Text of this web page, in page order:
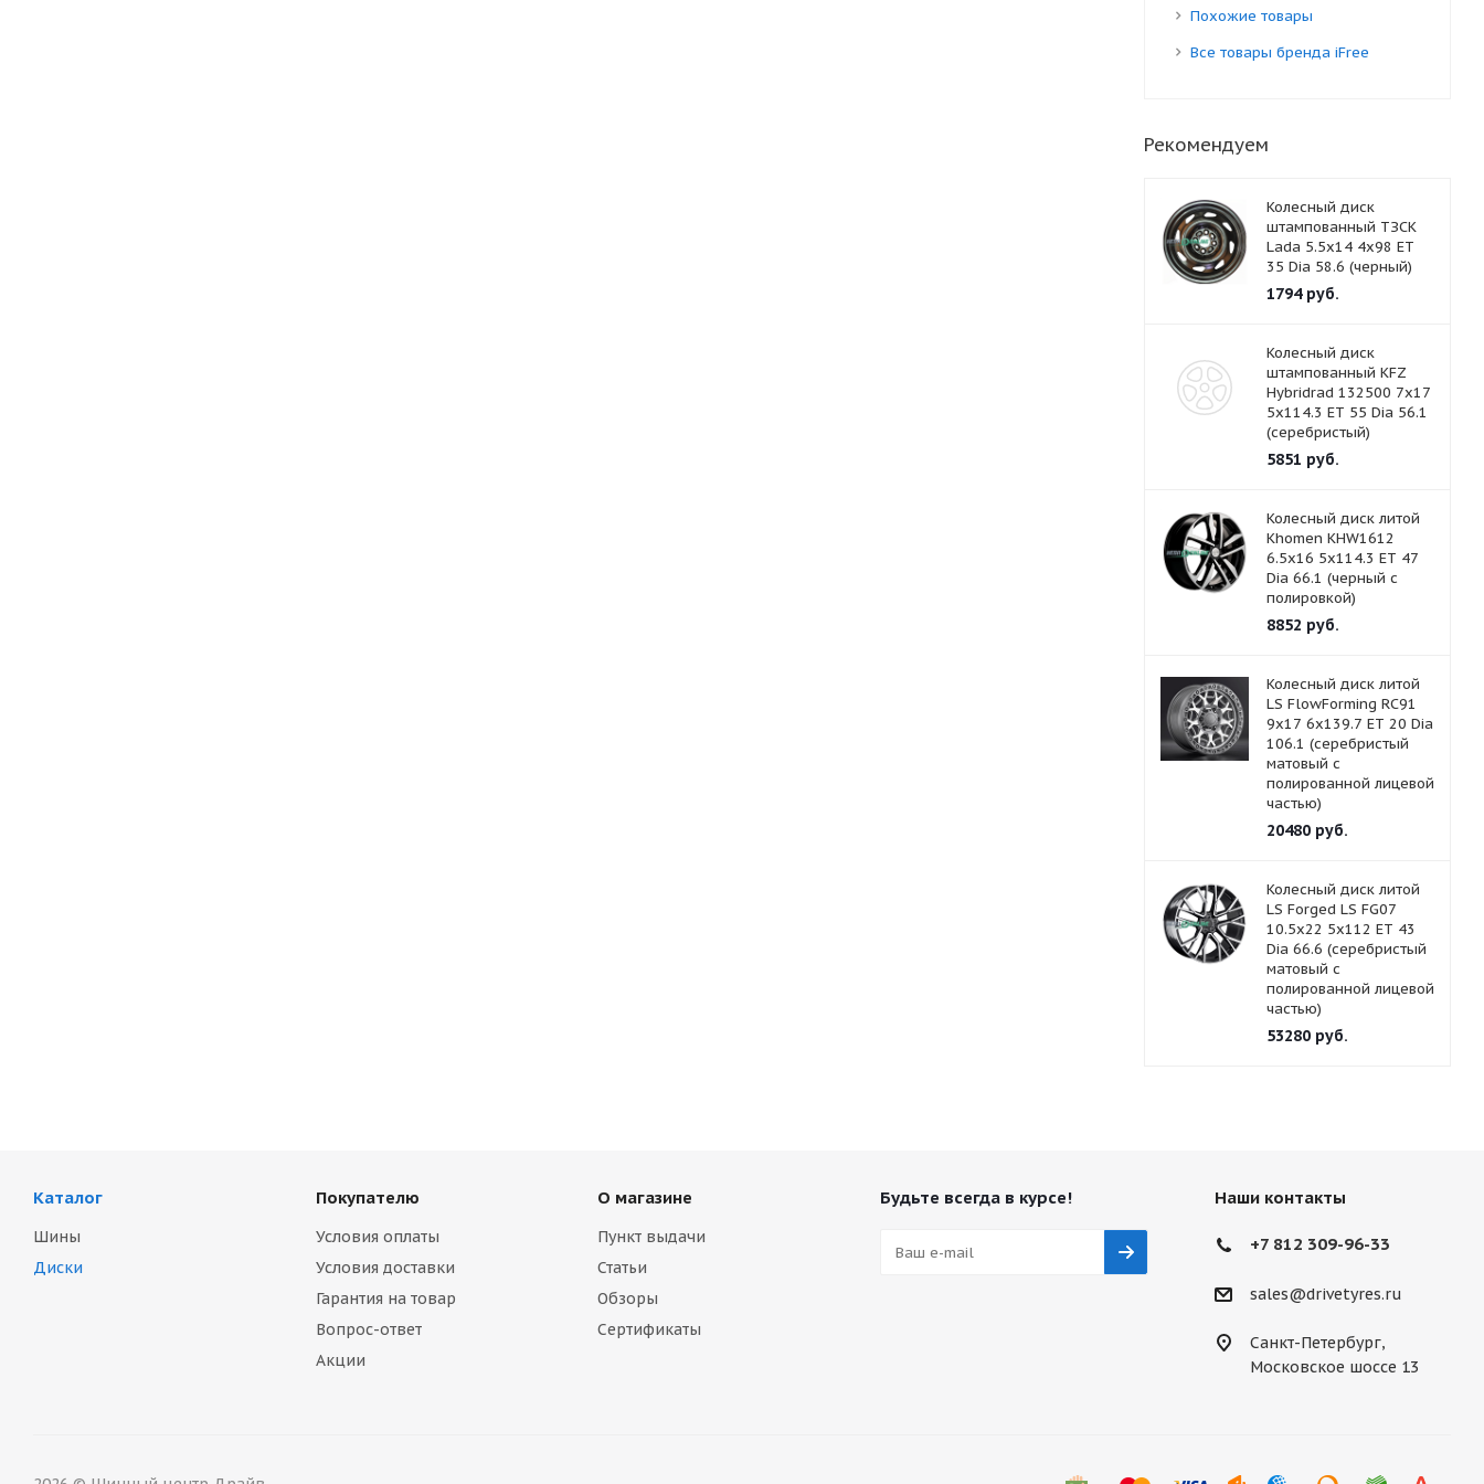
Похожие товары
Все товары бренда iFree
Рекомендуем
Колесный диск
штампованный ТЗСК
Lada 5.5x14 4x98 ET
35 Dia 58.6 (черный)
1794руб.
Колесный диск
штампованный KFZ
Hybridrad 132500 7x17
5x114.3 ET 55 Dia 56.1
(серебристый)
5851 руб.
Колесный диск литой
Khomen KHW1612
6.5x16 5x114.3 ET 47
Dia 66.1 (черный с
полировкой)
8852 руб.
Колесный диск литой
LS FlowForming RC91
9x17 6x139.7 ET 20 Dia
106.1 (серебристый
матовый с
полированной лицевой
частью)
20480руб.
Колесный диск литой
LS Forged LS FG07
10.5x22 5x112 ET 43
Dia 66.6 (серебристый
матовый с
полированной лицевой
частью)
53280руб.
Каталог
Шины
Диски
Покупателю
Условия оплаты
Условия доставки
Гарантия на товар
Вопрос-ответ
Акции
О магазине
Пункт выдачи
Статьи
Обзоры
Сертификаты
Будьте всегда в курсе! Наши контакты
+7 812 309-96-33
sales@drivetyres.ru
Санкт-Петербург,
Московское шоссе 13